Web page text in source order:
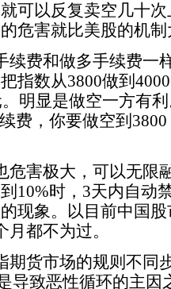
可以反复卖空几十
危害就比美股的机制
续费和做多手续费一
指数从3800做到 4000
。明显是做空一方有
费，你要做空到 3800
危害极大，可以无限
10%时， 3天内自动
现象。以目前中国股
月都不为过。
期货市场的规则不同
导致恶性循环的主